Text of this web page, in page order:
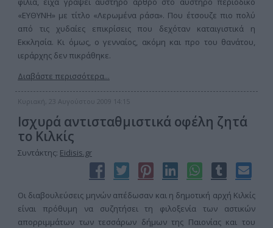
«ΕΥΘΥΝΗ» με τίτλο «Λερωμένα ράσα». Που έτσουζε πιο πολύ
από τις χυδαίες επικρίσεις που δεχόταν καταιγιστικά η
Εκκλησία. Κι όμως, ο γενναίος, ακόμη και προ του θανάτου,
ιεράρχης δεν πικράθηκε.
Διαβάστε περισσότερα...
Κυριακή, 23 Αυγούστου 2009 14:15
Ισχυρά αντισταθμιστικά οφέλη ζητά
το Κιλκίς
Συντάκτης: Eidisis.gr
Οι διαβουλεύσεις μηνών απέδωσαν και η δημοτική αρχή Κιλκίς
είναι πρόθυμη να συζητήσει τη φιλοξενία των αστικών
απορριμμάτων των τεσσάρων δήμων της Παιονίας και του